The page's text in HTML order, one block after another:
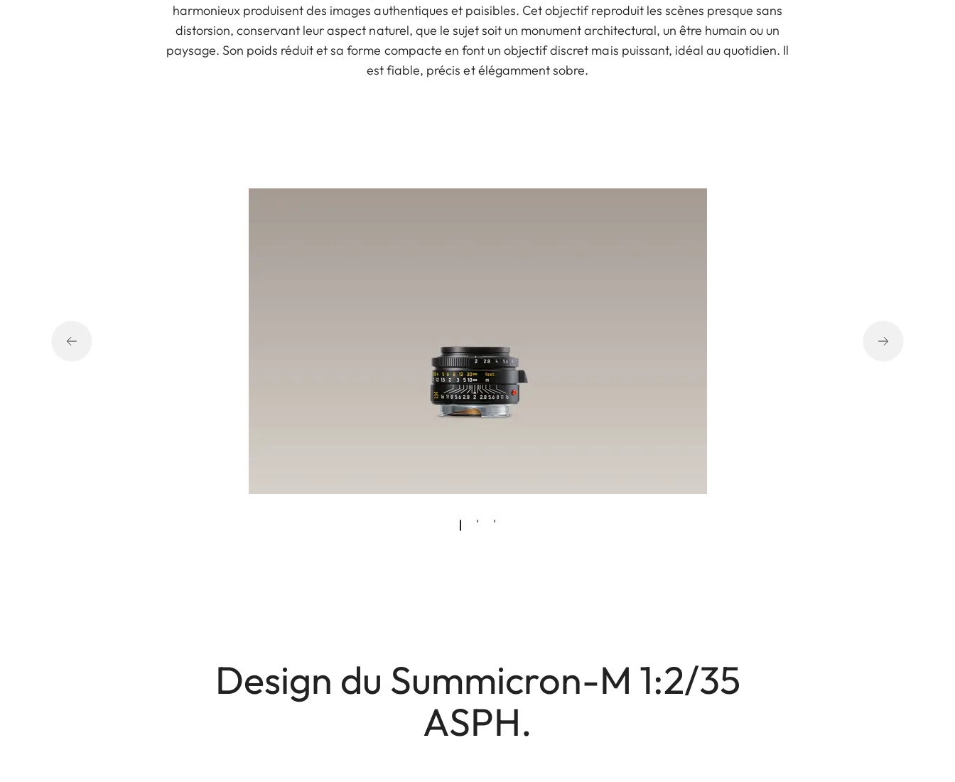
harmonieux produisent des images authentiques et paisibles. Cet objectif reproduit les scènes presque sans
distorsion, conservant leur aspect naturel, que le sujet soit un monument architectural, un être humain ou un
paysage. Son poids réduit et sa forme compacte en font un objectif discret mais puissant, idéal au quotidien. Il
est fiable, précis et élégamment sobre.
Design du Summicron-M 1:2/35
ASPH.